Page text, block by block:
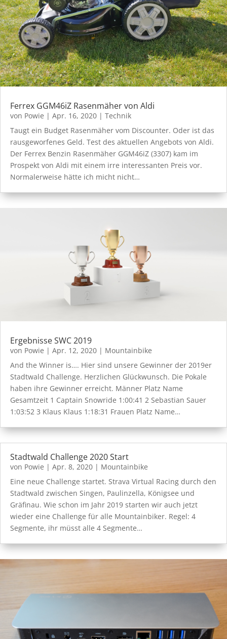
Ferrex GGM46iZ Rasenmäher von Aldi
von Powie | Apr. 16, 2020 | Technik
Taugt ein Budget Rasenmäher vom Discounter. Oder ist das
rausgeworfenes Geld. Test des aktuellen Angebots von Aldi.
Der Ferrex Benzin Rasenmäher GGM46iZ (3307) kam im
Prospekt von Aldi mit einem irre interessanten Preis vor.
Normalerweise hätte ich micht nicht…
Ergebnisse SWC 2019
von Powie | Apr. 12, 2020 | Mountainbike
And the Winner is…. Hier sind unsere Gewinner der 2019er
Stadtwald Challenge. Herzlichen Glückwunsch. Die Pokale
haben ihre Gewinner erreicht. Männer Platz Name
Gesamtzeit 1 Captain Snowride 1:00:41 2 Sebastian Sauer
1:03:52 3 Klaus Klaus 1:18:31 Frauen Platz Name…
Stadtwald Challenge 2020 Start
von Powie | Apr. 8, 2020 | Mountainbike
Eine neue Challenge startet. Strava Virtual Racing durch den
Stadtwald zwischen Singen, Paulinzella, Königsee und
Gräfinau. Wie schon im Jahr 2019 starten wir auch jetzt
wieder eine Challenge für alle Mountainbiker. Regel: 4
Segmente, ihr müsst alle 4 Segmente…